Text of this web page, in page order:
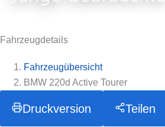
Fahrzeugdetails
Fahrzeugübersicht
BMW 220d Active Tourer
Druckversion Teilen